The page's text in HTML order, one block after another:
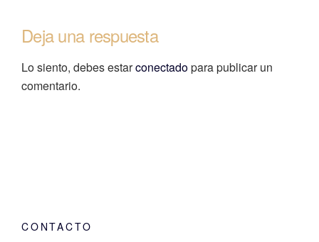
Deja una respuesta
Lo siento, debes estarconectadopara publicar un
comentario.
CONTACTO